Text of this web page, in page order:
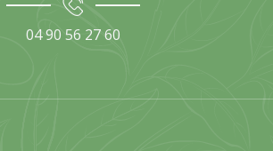
04 90 56 27 60